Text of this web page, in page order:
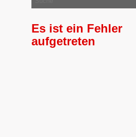
Es ist ein Fehler
aufgetreten